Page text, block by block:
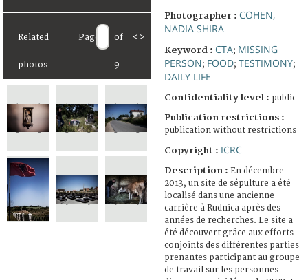
Related
photos
Page of
9
< >
Photographer : COHEN,
NADIA SHIRA
Keyword : CTA; MISSING
PERSON; FOOD; TESTIMONY;
DAILY LIFE
Confidentiality level : public
Publication restrictions :
publication without restrictions
Copyright : ICRC
Description : En décembre
2013, un site de sépulture a été
localisé dans une ancienne
carrière à Rudnica après des
années de recherches. Le site a
été découvert grâce aux efforts
conjoints des différentes parties
prenantes participant au groupe
de travail sur les personnes